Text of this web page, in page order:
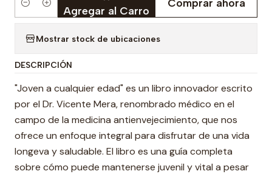
Cantidad Agregar al Carro
Mostrar stock de ubicaciones
DESCRIPCIÓN
"Joven a cualquier edad" es un libro innovador escrito
por el Dr. Vicente Mera, renombrado médico en el
campo de la medicina antienvejecimiento, que nos
ofrece un enfoque integral para disfrutar de una vida
longeva y saludable. El libro es una guía completa
sobre cómo puede mantenerse juvenil y vital a pesar